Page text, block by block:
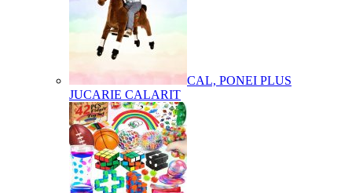
CAL, PONEI PLUS
JUCARIE CALARIT